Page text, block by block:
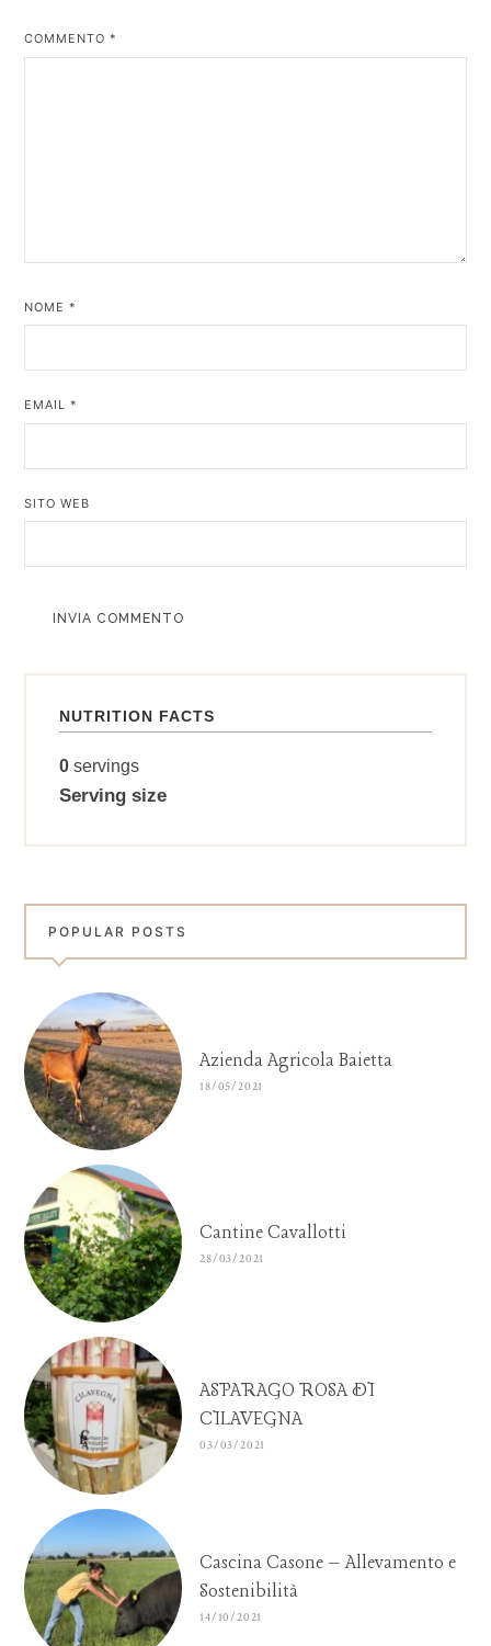
COMMENTO*
NOME*
EMAIL*
SITO WEB
NUTRITION FACTS
0 servings
Serving size
POPULAR POSTS
Azienda Agricola Baietta
18/05/2021
Cantine Cavallotti
28/03/2021
ASPARAGO ROSA DI
CILAVEGNA
03/03/2021
Cascina Casone – Allevamento e
Sostenibilità
14/10/2021